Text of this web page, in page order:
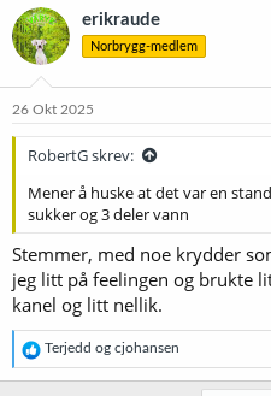
k
s
j
o
e
erikraude
Norbrygg-medlem
26 Okt 2025
RobertG skrev:
Mener å huske at det var en
sukker og 3 deler vann
Stemmer, med noe krydder
jeg litt på feelingen og brukte
kanel og litt nellik.
R
e
a
Terjedd og cjohansen